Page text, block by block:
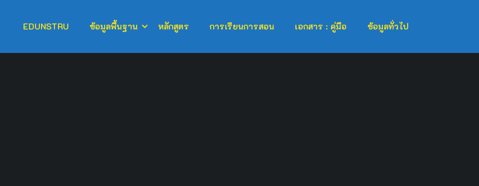
EDUNSTRU ข้อมูลพื้นฐาน หลักสูตร การเรียนการสอน เอกสาร : คู่มือ ข้อมูลทั่วไป